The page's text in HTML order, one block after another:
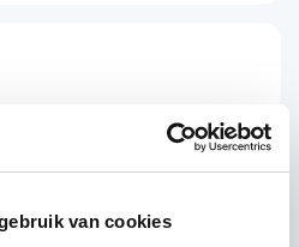
van cookies